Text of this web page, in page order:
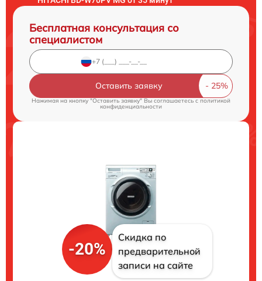
Бесплатная консультация со
специалистом
Оставить заявку
Нажимая на кнопку "Оставить заявку" Вы соглашаетесь cполитикой
конфиденциальности
-20%
Скидка по
предварительной
записи на сайте